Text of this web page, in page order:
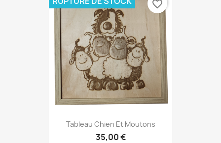
Tableau Chien Et Moutons
35,00 €
favorite_border